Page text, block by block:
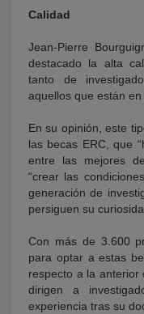
Calidad
Jean-Pierre
destacado la alta
tanto de
aquellos que están
En su opinión, este
las becas ERC, que
entre las mejores
“crear las
generación de
persiguen su
Con más de 3.600
para optar a estas
respecto a la anterior
dirigen a
experiencia tras su